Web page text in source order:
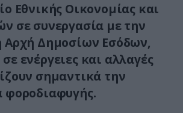
Εθνικής Οικονομίας και
σε συνεργασία με την
Αρχή Δημοσίων Εσόδων,
ενέργειες και αλλαγές
σημαντικά την
φοροδιαφυγής.